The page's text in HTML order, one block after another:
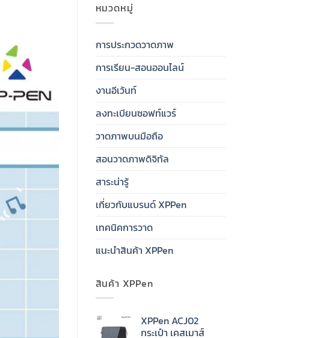
หมวดหมู่
การประกวดวาดภาพ
การเรียน-สอนออนไลน์
งานอีเว้นท์
ลงทะเบียนซอฟท์แวร์
วาดภาพบนมือถือ
สอนวาดภาพดิจิทัล
สาระน่ารู้
เกี่ยวกับแบรนด์ XPPen
เทคนิคการวาด
แนะนำสินค้า XPPen
สินค้า XPPen
XPPen ACJ02
กระเป๋า เคสเมาส์